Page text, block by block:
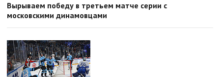
Вырываем победу в третьем матче серии с
московскими динамовцами